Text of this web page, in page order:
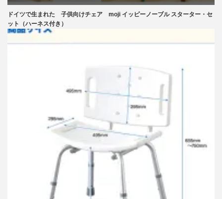
ドイツで生まれた 子供向けチェア moji イッピーノーブル スターター・セ
ット（ハーネス付き）